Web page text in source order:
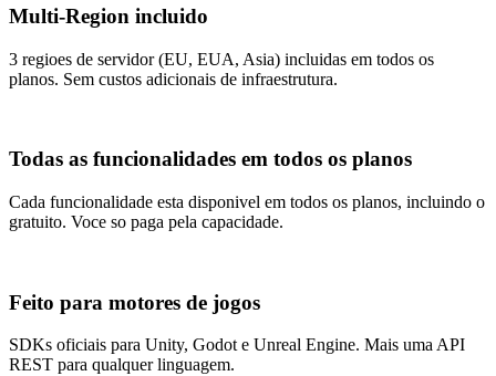
Multi-Region incluido
3 regioes de servidor (EU, EUA, Asia) incluidas em todos os
planos. Sem custos adicionais de infraestrutura.
Todas as funcionalidades em todos os planos
Cada funcionalidade esta disponivel em todos os planos, incluindo o
gratuito. Voce so paga pela capacidade.
Feito para motores de jogos
SDKs oficiais para Unity, Godot e Unreal Engine. Mais uma API
REST para qualquer linguagem.